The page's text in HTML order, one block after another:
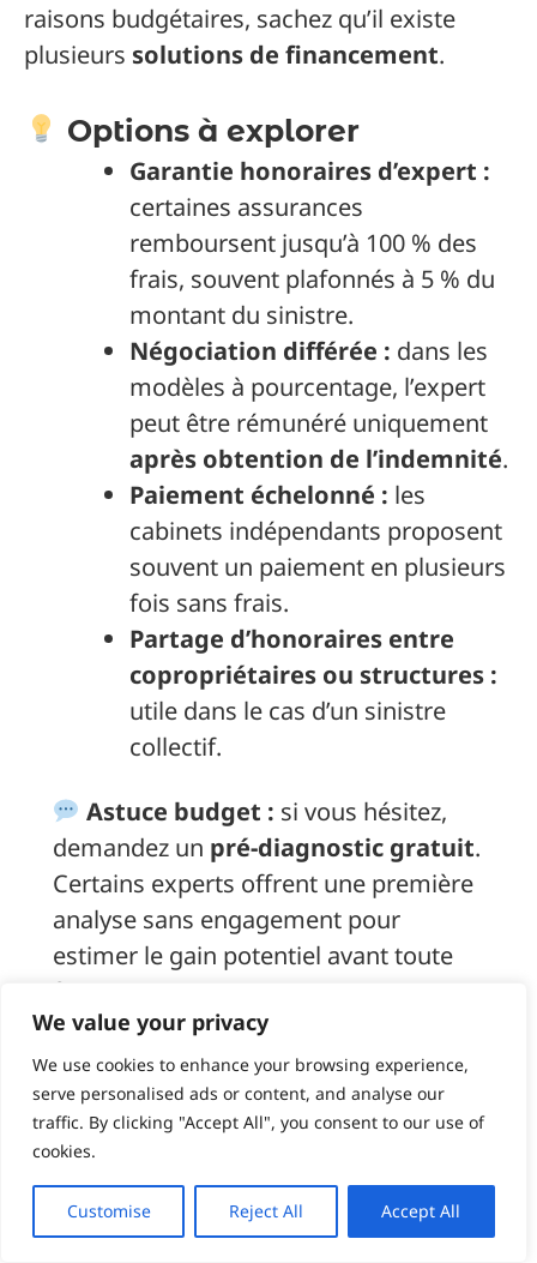
We value your privacy
We use cookies to enhance your browsing experience,
serve personalised ads or content, and analyse our
traffic. By clicking "Accept All", you consent to our use of
cookies.
Customise Reject All Accept All
raisons budgétaires, sachez qu’il existe
plusieurs solutions de financement.
Options à explorer
Garantie honoraires d’expert :
certaines assurances
remboursent jusqu’à 100 % des
frais, souvent plafonnés à 5 % du
montant du sinistre.
Négociation différée : dans les
modèles à pourcentage, l’expert
peut être rémunéré uniquement
après obtention de l’indemnité.
Paiement échelonné : les
cabinets indépendants proposent
souvent un paiement en plusieurs
fois sans frais.
Partage d’honoraires entre
copropriétaires ou structures :
utile dans le cas d’un sinistre
collectif.
Astuce budget : si vous hésitez,
demandez un pré-diagnostic gratuit.
Certains experts offrent une première
analyse sans engagement pour
estimer le gain potentiel avant toute
facturation.
Les erreurs à éviter
avec un expert d’assuré
Même si le recours à un expert est